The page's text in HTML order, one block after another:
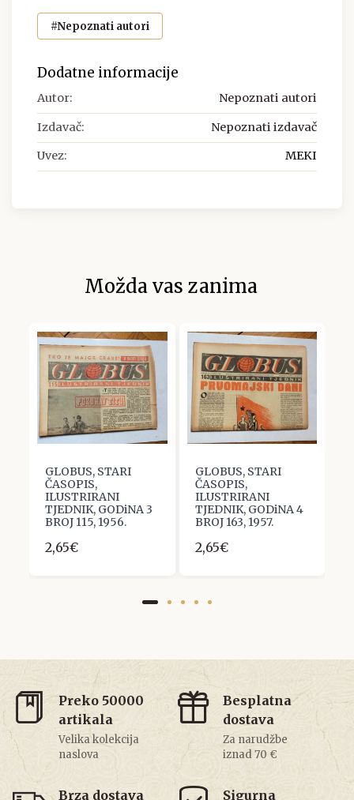
#Nepoznati autori
Dodatne informacije
Autor: Nepoznati autori
Izdavač: Nepoznati izdavač
Uvez: MEKI
Možda vas zanima
GLOBUS, STARI
ČASOPIS,
ILUSTRIRANI
TJEDNIK, GODiNA 3
BROJ 115, 1956.
2,65€
GLOBUS, STARI
ČASOPIS,
ILUSTRIRANI
TJEDNIK, GODiNA 4
BROJ 163, 1957.
2,65€
Preko 50000
artikala
Velika kolekcija
naslova
Besplatna
dostava
Za narudžbe
iznad 70 €
Brza dostava Sigurna